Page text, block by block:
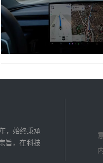
，始终秉承
旨，在科技